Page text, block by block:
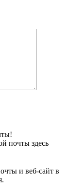
почты здесь
и веб-сайт в